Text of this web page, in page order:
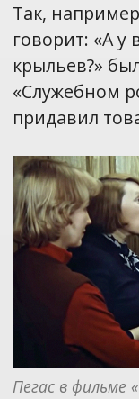
Так,
говорит: «А у
крыльев?»
«Служебном
придавил
Пегас в фильме